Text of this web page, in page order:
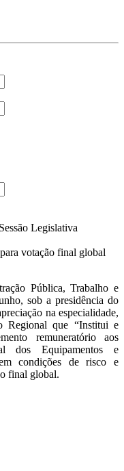
Legislativa
votação final global
Pública, Trabalho e
sob a presidência do
na especialidade,
Regional que “Institui e
remuneratório aos
dos Equipamentos e
condições de risco e
final global.